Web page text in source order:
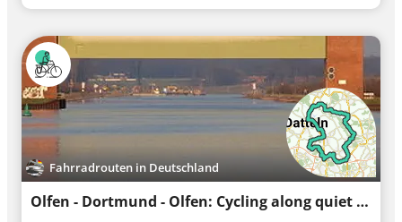
Fahrradrouten in Deutschland
Olfen - Dortmund - Olfen: Cycling along quiet roads